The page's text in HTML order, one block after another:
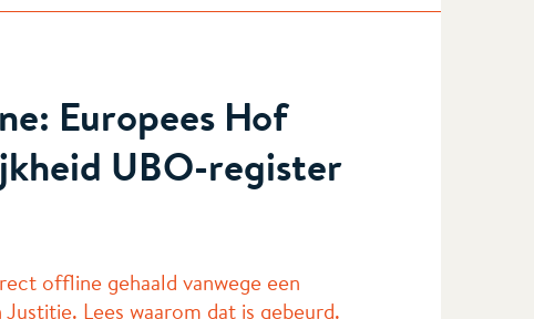
Europees Hof
UBO-register
offline gehaald vanwege een
Lees waarom dat is gebeurd.